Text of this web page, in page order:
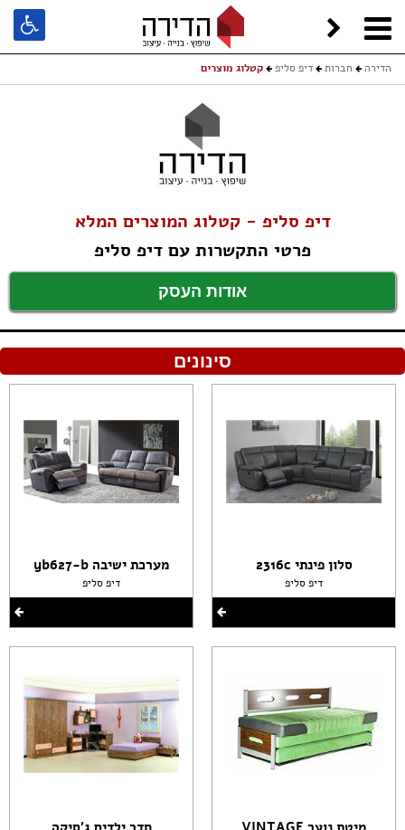
הדירה חברות דיפ סליפ קטלוג מוצרים
דיפ סליפ - קטלוג המוצרים המלא
פרטי התקשרות עם דיפ סליפ
אודות העסק
סינונים
סלון פינתי 2316c
דיפ סליפ
מערכת ישיבה yb627-b
דיפ סליפ